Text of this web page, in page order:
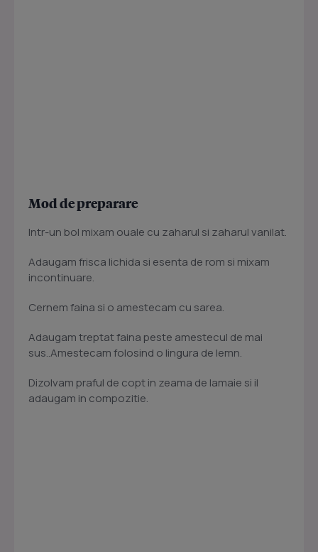
Mod de preparare
Intr-un bol mixam ouale cu zaharul si zaharul vanilat.
Adaugam frisca lichida si esenta de rom si mixam
incontinuare.
Cernem faina si o amestecam cu sarea.
Adaugam treptat faina peste amestecul de mai
sus..Amestecam folosind o lingura de lemn.
Dizolvam praful de copt in zeama de lamaie si il
adaugam in compozitie.